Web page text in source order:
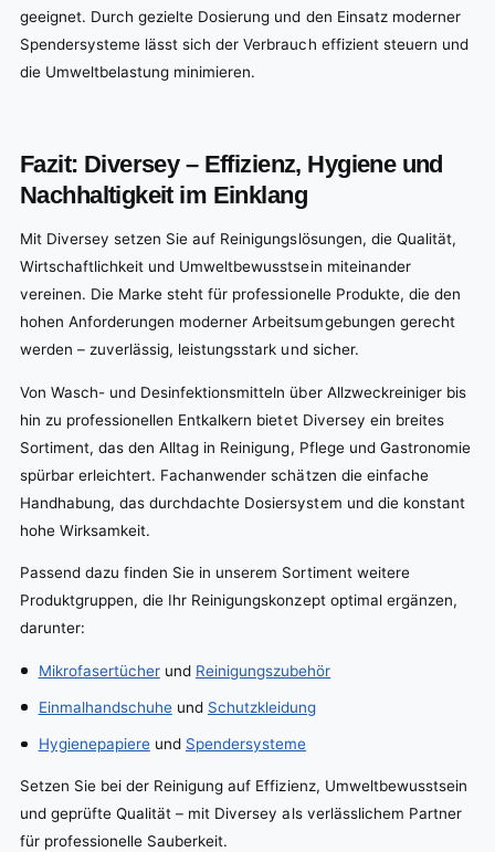
geeignet. Durch gezielte Dosierung und den Einsatz moderner
Spendersysteme lässt sich der Verbrauch effizient steuern und
die Umweltbelastung minimieren.
Fazit: Diversey – Effizienz, Hygiene und
Nachhaltigkeit im Einklang
Mit Diversey setzen Sie auf Reinigungslösungen, die Qualität,
Wirtschaftlichkeit und Umweltbewusstsein miteinander
vereinen. Die Marke steht für professionelle Produkte, die den
hohen Anforderungen moderner Arbeitsumgebungen gerecht
werden – zuverlässig, leistungsstark und sicher.
Von Wasch- und Desinfektionsmitteln über Allzweckreiniger bis
hin zu professionellen Entkalkern bietet Diversey ein breites
Sortiment, das den Alltag in Reinigung, Pflege und Gastronomie
spürbar erleichtert. Fachanwender schätzen die einfache
Handhabung, das durchdachte Dosiersystem und die konstant
hohe Wirksamkeit.
Passend dazu finden Sie in unserem Sortiment weitere
Produktgruppen, die Ihr Reinigungskonzept optimal ergänzen,
darunter:
Mikrofasertücherund Reinigungszubehör
Einmalhandschuheund Schutzkleidung
Hygienepapiereund Spendersysteme
Setzen Sie bei der Reinigung auf Effizienz, Umweltbewusstsein
und geprüfte Qualität – mit Diversey als verlässlichem Partner
für professionelle Sauberkeit.